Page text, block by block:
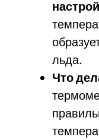
льда.
Что